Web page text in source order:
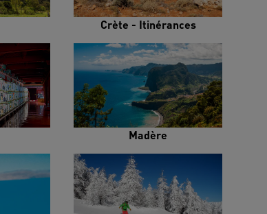
Crète - Itinérances
Madère